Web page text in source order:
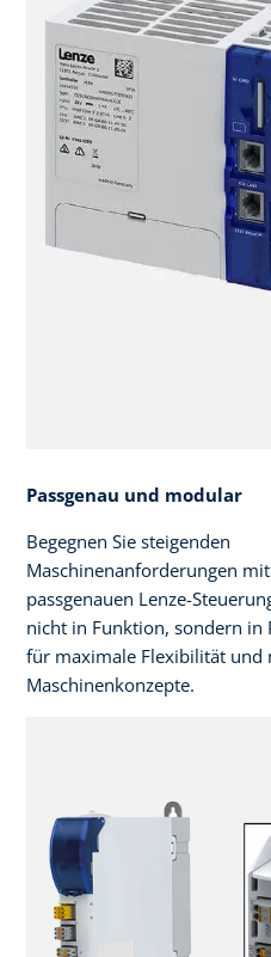
Passgenau und modular
Begegnen Sie steigenden
Maschinenanforderungen
passgenauen Lenze-
nicht in Funktion, sondern in
für maximale Flexibilität und
Maschinenkonzepte.